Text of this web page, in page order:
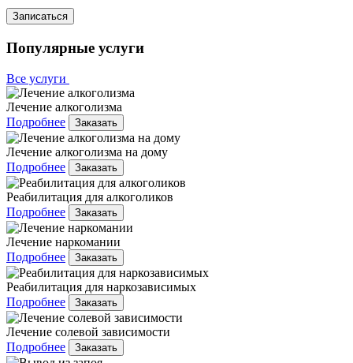
Записаться
Популярные услуги
Все услуги
Лечение алкоголизма
Подробнее
Заказать
Лечение алкоголизма на дому
Подробнее
Заказать
Реабилитация для алкоголиков
Подробнее
Заказать
Лечение наркомании
Подробнее
Заказать
Реабилитация для наркозависимых
Подробнее
Заказать
Лечение солевой зависимости
Подробнее
Заказать